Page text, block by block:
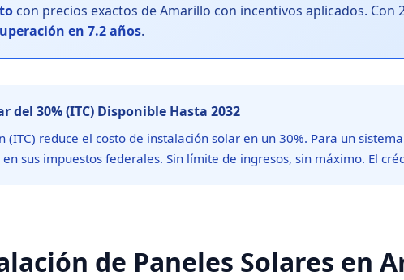
con precios exactos de Amarillo con incentivos aplicados. Con
en 7.2 años.
del 30% (ITC) Disponible Hasta 2032
(ITC) reduce el costo de instalación solar en un 30%. Para un
en sus impuestos federales. Sin límite de ingresos, sin máximo. El
de Paneles Solares en